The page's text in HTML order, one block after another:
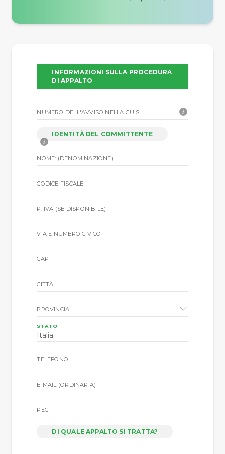
INFORMAZIONI SULLA PROCEDURA
DI APPALTO
NUMERO DELL'AVVISO NELLA GU S
IDENTITÀ DEL COMMITTENTE
NOME: (DENOMINAZIONE)
CODICE FISCALE
P. IVA (SE DISPONIBILE)
VIA E NUMERO CIVICO
CAP
CITTÀ
PROVINCIA
STATO
TELEFONO
E-MAIL (ORDINARIA)
PEC
DI QUALE APPALTO SI TRATTA?